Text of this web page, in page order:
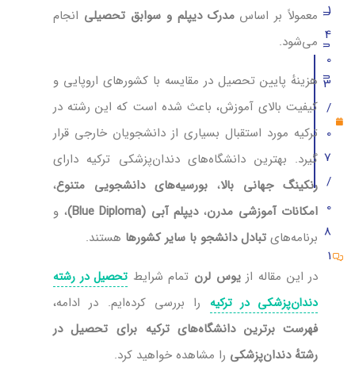
1
4
0
3
/
0
7
/
0
8
1
دانشکده دندانپزشکی یدی تپه
دانشکده دندانپزشکی باهچه شهیر
دانشگاه آتاتورک
شهریه دندانپزشکی در بهترین دانشگاه‌های ترکیه
مدارک ثبت نام برترین دانشگاه های دندانپزشکی ترکیه
ارزانترین دانشکده‌های دندانپزشکی ترکیه
دانشکده‌های دندانپزشکی ترکیه مورد تایید ایران
دانشگاه‌های دولتی دندانپزشکی ترکیه مورد تایید ایران
دیدگاه‌ (1)
معمولاً بر اساسمدرک دیپلم و سوابق تحصیلی انجام
می‌شود.
هزینهٔ پایین تحصیل در مقایسه با کشورهای اروپایی و
کیفیت بالای آموزش، باعث شده است که این رشته در
ترکیه مورد استقبال بسیاری از دانشجویان خارجی قرار
گیرد. بهترین دانشگاه‌های دندان‌پزشکی ترکیه دارای
رنکینگ جهانی بالا، بورسیه‌های دانشجویی متنوع،
امکانات آموزشی مدرن،دیپلم آبی (Blue Diploma)
، و
برنامه‌های تبادل دانشجو با سایر کشورها هستند.
در این مقاله ازیوس لرن تمام شرایط تحصیل در رشته
دندان‌پزشکی در ترکیه را بررسی کرده‌ایم. در ادامه،
فهرست برترین دانشگاه‌های ترکیه برای تحصیل در
رشتهٔ دندان‌پزشکی را مشاهده خواهید کرد.